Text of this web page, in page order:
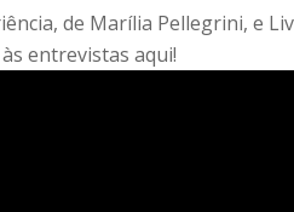
de Marília Pellegrini, e
entrevistas aqui!